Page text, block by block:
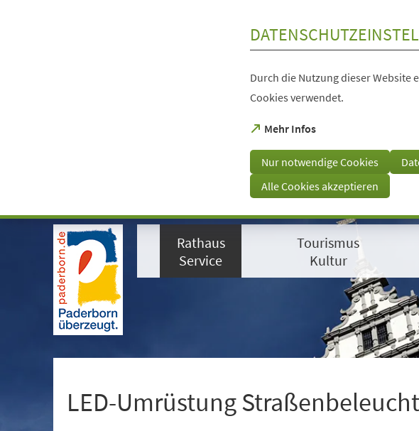
Assistenzsoftware
Durch die Nutzung dieser Website
Cookies verwendet.
Mehr Infos
(Öffnet
einem
neuen
Tab)
Nur notwendige Cookies
Alle Cookies akzeptieren
Rathaus
Service
Tourismus
Kultur
LED-Umrüstung